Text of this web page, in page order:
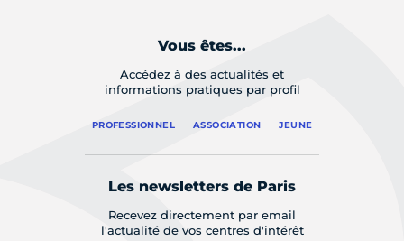
Vous êtes...
Accédez à des actualités et
informations pratiques par profil
PROFESSIONNEL ASSOCIATION JEUNE
Les newsletters de Paris
Recevez directement par email
l'actualité de vos centres d'intérêt